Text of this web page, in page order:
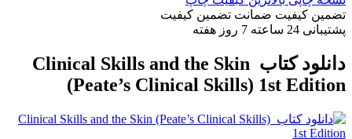
تضمین کیفیت ضمانت تضمین کیفیت
پشتیبانی 24 ساعته 7 روز هفته
دانلود کتاب Clinical Skills and the Skin
(Peate’s Clinical Skills) 1st Edition